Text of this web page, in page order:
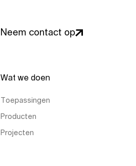
Neem contact op
Wat we doen
Toepassingen
Producten
Projecten